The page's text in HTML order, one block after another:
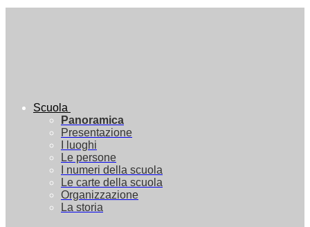
Scuola
Panoramica
Presentazione
I luoghi
Le persone
I numeri della scuola
Le carte della scuola
Organizzazione
La storia